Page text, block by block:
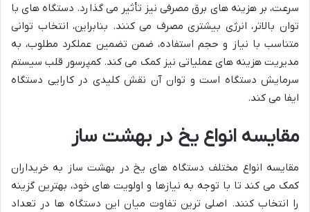
سرعت، بر هزینه های برق مصرفی نیز تأثیر می گذارد. دستگاه های با
توان بالاتر، انرژی بیشتری مصرف می کنند. بنابراین، انتخاب توانی
متناسب با نیاز و حجم استفاده، ضمن تضمین عملکرد مطلوب، به
مدیریت هزینه های عملیاتی نیز کمک می کند. کمپرسور قلب سیستم
سرمایش دستگاه است و توان آن نقش کلیدی در کارایی دستگاه
ایفا می کند.
مقایسه انواع یخ در بهشت ساز
مقایسه انواع مختلف دستگاه های یخ در بهشت ساز به خریداران
کمک می کند تا با توجه به نیازها و اولویت های خود، بهترین گزینه
را انتخاب کنند. اصلی ترین تفاوت میان این دستگاه ها در تعداد